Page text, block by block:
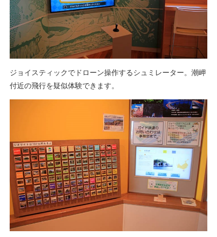
ジョイスティックでドローン操作するシュミレーター。潮岬
付近の飛行を疑似体験できます。